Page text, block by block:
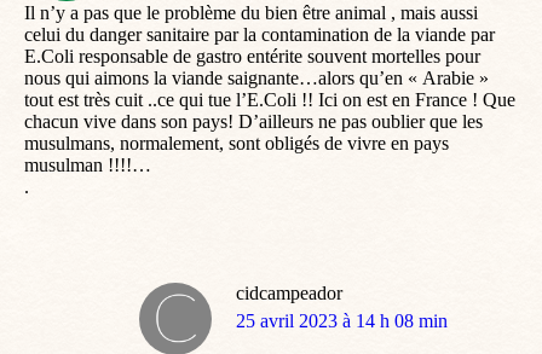
Il n’y a pas que le problème du bien être animal , mais aussi
celui du danger sanitaire par la contamination de la viande par
E.Coli responsable de gastro entérite souvent mortelles pour
nous qui aimons la viande saignante…alors qu’en « Arabie »
tout est très cuit ..ce qui tue l’E.Coli !! Ici on est en France ! Que
chacun vive dans son pays! D’ailleurs ne pas oublier que les
musulmans, normalement, sont obligés de vivre en pays
musulman !!!!…
.
cidcampeador
dit
25 avril 2023 à 14 h 08 min